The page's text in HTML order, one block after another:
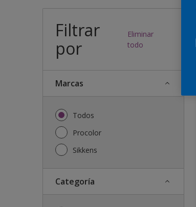
Filtrar
por
Eliminar
todo
Marcas
Todos
Procolor
Sikkens
Categoría